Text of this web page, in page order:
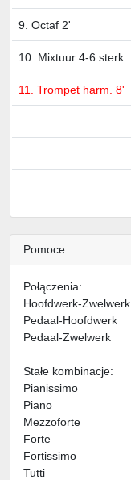
9. Octaf 2'
10. Mixtuur 4-6 sterk
11. Trompet harm. 8'
Pomoce
Połączenia:
Hoofdwerk-Zwelwerk
Pedaal-Hoofdwerk
Pedaal-Zwelwerk
Stałe kombinacje:
Pianissimo
Piano
Mezzoforte
Forte
Fortissimo
Tutti